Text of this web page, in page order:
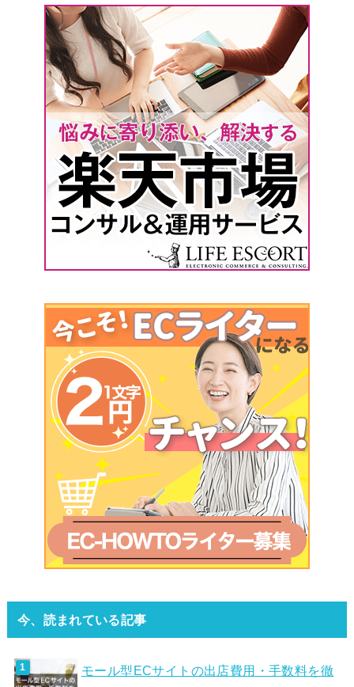
今、読まれている記事
モール型ECサイトの出店費用・手数料を徹